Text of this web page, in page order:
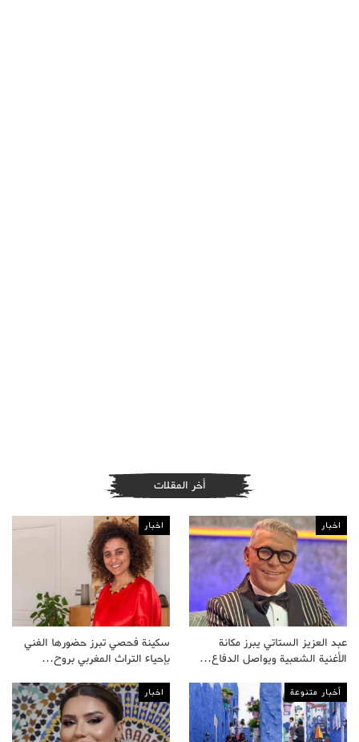
أخر المقلات
اخبار
عبد العزيز الستاتي يبرز مكانة
الأغنية الشعبية ويواصل الدفاع…
اخبار
سكينة فحصي تبرز حضورها الفني
بإحياء التراث المغربي بروح…
أخبار متنوعة اخبار